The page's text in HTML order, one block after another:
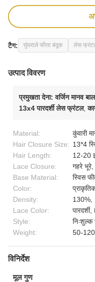
टैग: घुंघराले फीता बंदूक लेस
उत्पाद विवरण
प्रमुखता देना: वर्जिन मानव
13x4 पारदर्शी लेस फ्रंटल,
Material:
कुंवारी
Hair Closure Size: 13*4
Hair Length:
12-20
Lace Closure:
गहरे भूरे,
Base Material:
स्विस
Color:
Density:
130%,
Lace Color:
Style:
निःशुल्क
Weight:
50-
विनिर्देश
मूल गुण